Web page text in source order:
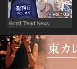
Vol.105
World Trend News